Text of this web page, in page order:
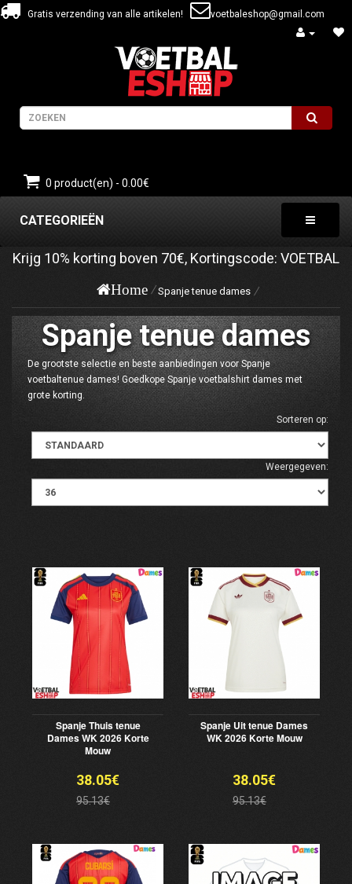
Gratis verzending van alle artikelen! voetbaleshop@gmail.com
0 product(en) - 0.00€
CATEGORIEËN
Krijg 10% korting boven 70€, Kortingscode: VOETBAL
Home Spanje tenue dames
Spanje tenue dames
De grootste selectie en beste aanbiedingen voor Spanje
voetbaltenue dames! Goedkope Spanje voetbalshirt dames met
grote korting.
Sorteren op:
Weergegeven:
Spanje Thuis tenue
Dames WK 2026 Korte
Mouw
38.05€
95.13€
Spanje Uit tenue Dames
WK 2026 Korte Mouw
38.05€
95.13€